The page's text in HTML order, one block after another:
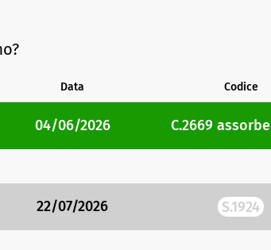
Data Codice
04/06/2026 C.2669 assorbe
22/07/2026 S.1924